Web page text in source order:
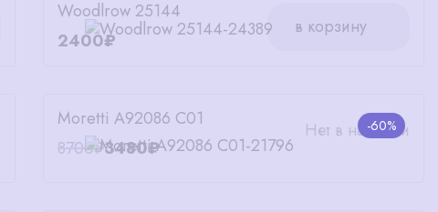
Woodlrow 25144
2400₽
в корзину
-60%
Moretti A92086 C01
8700₽3480₽
Нет в наличии